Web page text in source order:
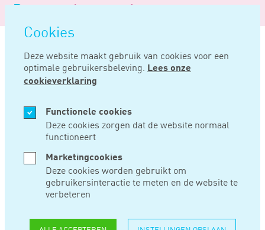
overslaan
Cookies
Deze website maakt gebruik van cookies voor een
optimale gebruikersbeleving. Lees onze
cookieverklaring
Functionele cookies
Deze cookies zorgen dat de website normaal
functioneert
Marketingcookies
Deze cookies worden gebruikt om
gebruikersinteractie te meten en de website te
verbeteren
Logo
Noord
Negentig
Home Nieuws
AUG 05, 2020
ONDERNEMING
MOET TEGEN
TEGENSLAG
BESTAND ZIJN